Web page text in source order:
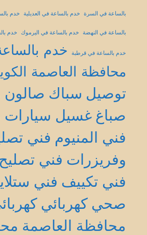
بالساعة في السرة خدم بالساعة في العديلية خدم
بالساعة في النهضة خدم بالساعة في اليرموك خدم
خدم بالساعة في قرطبة
خدم
محافظة العاصمة
توصيل سباك صالون
صباغ غسيل سيارات
فني المنيوم فني
وفريزرات فني
فني تكييف فني
صحي كهربائي
محافظة العاصمة